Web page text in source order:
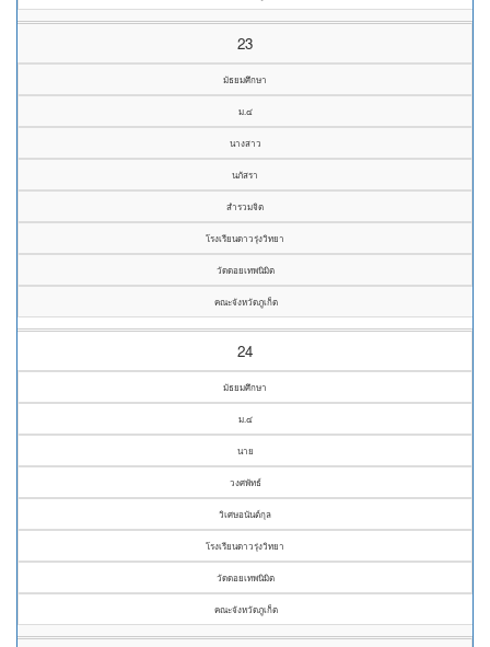
23
มัธยมศึกษา
ม.๔
นางสาว
นภัสรา
สำรวมจิต
โรงเรียนดาวรุ่งวิทยา
วัดดอยเทพนิมิต
คณะจังหวัดภูเก็ต
24
มัธยมศึกษา
ม.๔
นาย
วงศพัทธ์
วิเศษอนันต์กุล
โรงเรียนดาวรุ่งวิทยา
วัดดอยเทพนิมิต
คณะจังหวัดภูเก็ต